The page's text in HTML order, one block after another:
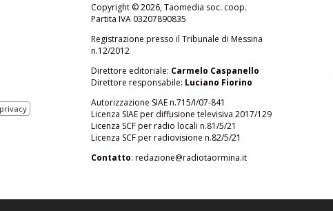
Copyright © 2026, Taomedia soc. coop.
Partita IVA 03207890835
Registrazione presso il Tribunale di Messina
n.12/2012
Direttore editoriale: Carmelo Caspanello
Direttore responsabile: Luciano Fiorino
Autorizzazione SIAE n.715/I/07-841
Licenza SIAE per diffusione televisiva 2017/129
Licenza SCF per radio locali n.81/5/21
Licenza SCF per radiovisione n.82/5/21
Contatto: redazione@radiotaormina.it